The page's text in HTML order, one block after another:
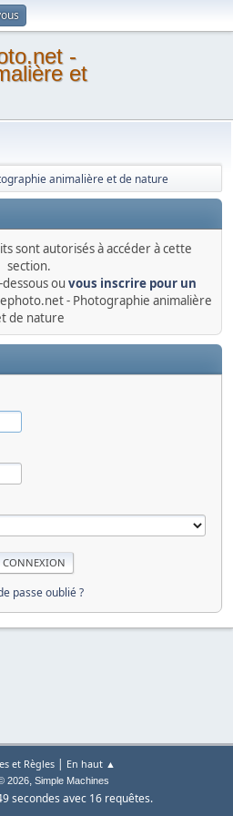
-
et
animalière et de nature
sont autorisés à accéder à cette
section.
ou vous inscrire pour un
- Photographie animalière
de nature
passe oublié ?
et Règles| En haut ▲
2026, Simple Machines
secondes avec 16 requêtes.